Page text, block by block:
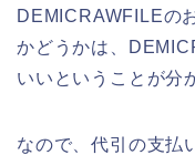
DEMICRAWFILEの
かどうかは、
いいということが分
なので、代引の支払